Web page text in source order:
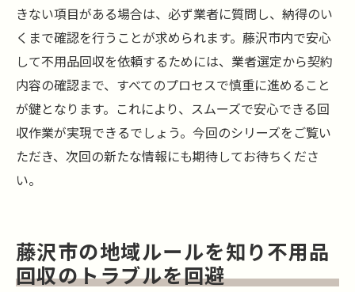
きない項目がある場合は、必ず業者に質問し、納得のい
くまで確認を行うことが求められます。藤沢市内で安心
して不用品回収を依頼するためには、業者選定から契約
内容の確認まで、すべてのプロセスで慎重に進めること
が鍵となります。これにより、スムーズで安心できる回
収作業が実現できるでしょう。今回のシリーズをご覧い
ただき、次回の新たな情報にも期待してお待ちくださ
い。
藤沢市の地域ルールを知り不用品
回収のトラブルを回避